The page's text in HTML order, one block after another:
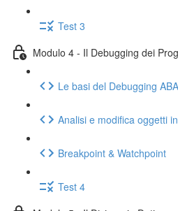
Test 3
Modulo 4 - Il Debugging dei
Le basi del Debugging
Analisi e modifica oggetti
Breakpoint & Watchpoint
Test 4